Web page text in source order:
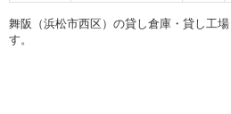
舞阪（浜松市西区）の貸し倉庫・貸し工
す。